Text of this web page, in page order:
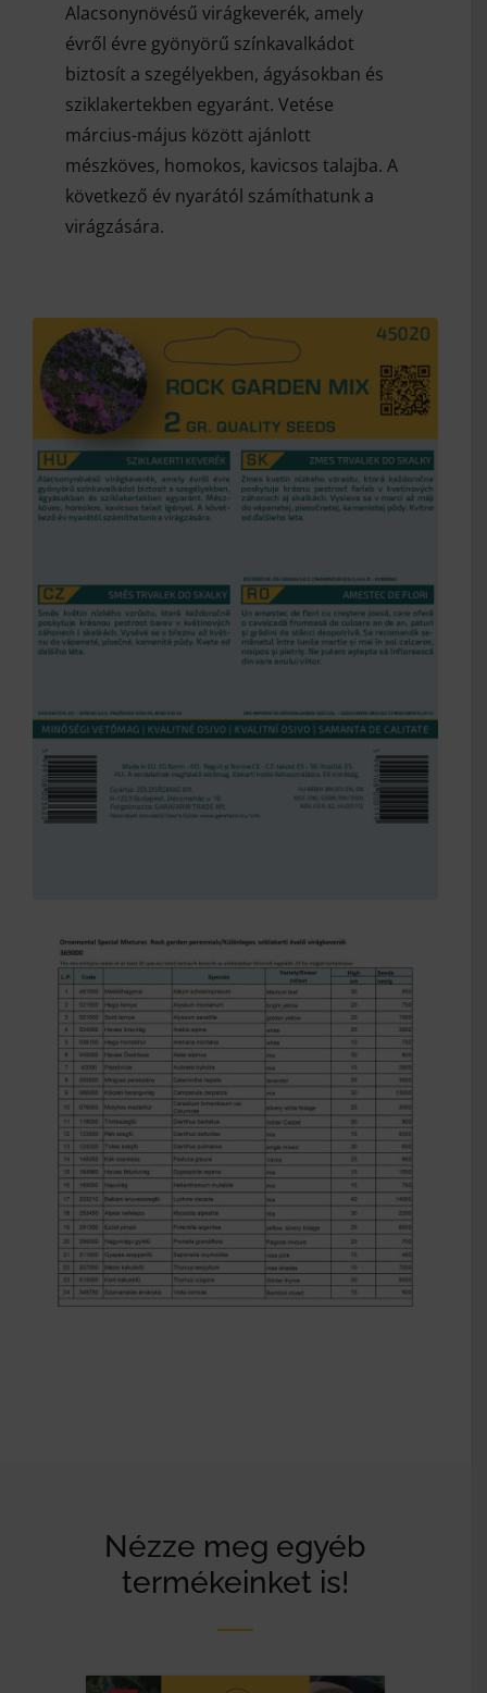
Alacsonynövésű virágkeverék, amely
évről évre gyönyörű színkavalkádot
biztosít a szegélyekben, ágyásokban és
sziklakertekben egyaránt. Vetése
március-május között ajánlott
mészköves, homokos, kavicsos talajba. A
következő év nyarától számíthatunk a
virágzására.
Nézze meg egyéb
termékeinket is!